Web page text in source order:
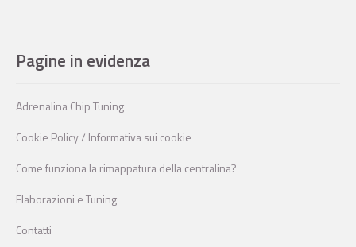
Pagine in evidenza
Adrenalina Chip Tuning
Cookie Policy / Informativa sui cookie
Come funziona la rimappatura della centralina?
Elaborazioni e Tuning
Contatti